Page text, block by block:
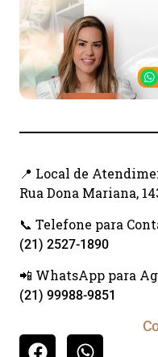
📍 Local de
Rua Dona Mariana,
📞 Telefone para
(21) 2527-1890
📲 WhatsApp para
(21) 99988-9851